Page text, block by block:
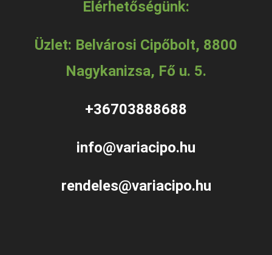
Elérhetőségünk:
Üzlet: Belvárosi Cipőbolt, 8800
Nagykanizsa, Fő u. 5.
+36703888688
info@variacipo.hu
rendeles@variacipo.hu